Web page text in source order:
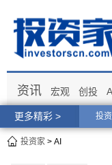
更多精彩 > 投
资讯 宏观 创投
投资家 > AI